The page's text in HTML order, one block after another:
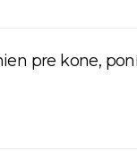
pre kone,